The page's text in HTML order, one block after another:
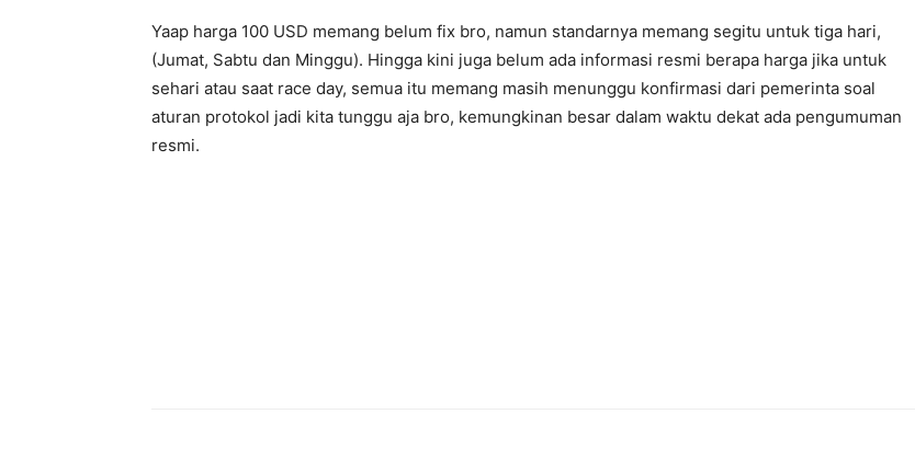
Yaap harga 100 USD memang belum fix bro, namun standarnya memang segitu untuk tiga hari,
(Jumat, Sabtu dan Minggu). Hingga kini juga belum ada informasi resmi berapa harga jika untuk
sehari atau saat race day, semua itu memang masih menunggu konfirmasi dari pemerinta soal
aturan protokol jadi kita tunggu aja bro, kemungkinan besar dalam waktu dekat ada pengumuman
resmi.